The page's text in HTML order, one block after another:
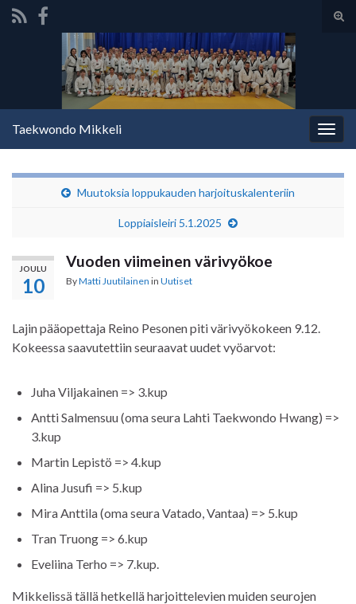
Search for:
Taekwondo Mikkeli
Muutoksia loppukauden harjoituskalenteriin
Loppiaisleiri 5.1.2025
JOULU
10
Vuoden viimeinen värivyökoe
ByMatti Juutilainen in Uutiset
Lajin pääopettaja Reino Pesonen piti värivyökokeen 9.12.
Kokeessa saavutettiin seuraavat uudet vyöarvot:
Juha Viljakainen => 3.kup
Antti Salmensuu (oma seura Lahti Taekwondo Hwang) =>
3.kup
Martin Lepistö => 4.kup
Alina Jusufi => 5.kup
Mira Anttila (oma seura Vatado, Vantaa) => 5.kup
Tran Truong => 6.kup
Eveliina Terho => 7.kup.
Mikkelissä tällä hetkellä harjoittelevien muiden seurojen